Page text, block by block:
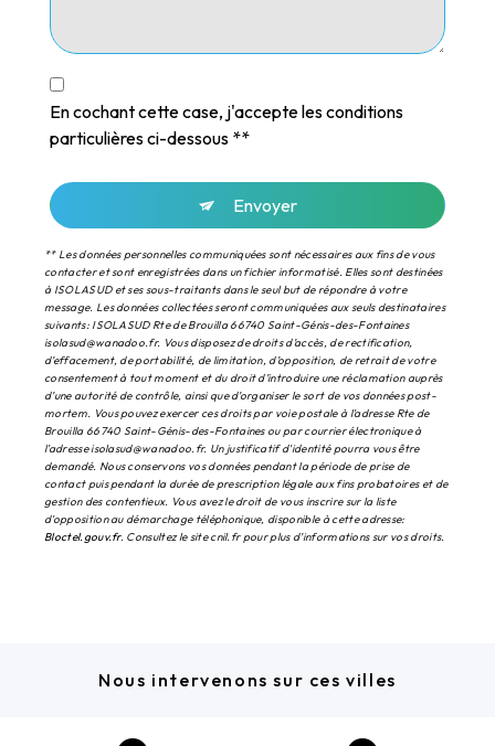
En cochant cette case, j'accepte les conditions
particulières ci-dessous **
Envoyer
** Les données personnelles communiquées sont nécessaires aux fins de vous
contacter et sont enregistrées dans un fichier informatisé. Elles sont destinées
à ISOLASUD et ses sous-traitants dans le seul but de répondre à votre
message. Les données collectées seront communiquées aux seuls destinataires
suivants: ISOLASUD Rte de Brouilla 66740 Saint-Génis-des-Fontaines
isolasud@wanadoo.fr. Vous disposez de droits d’accès, de rectification,
d’effacement, de portabilité, de limitation, d’opposition, de retrait de votre
consentement à tout moment et du droit d’introduire une réclamation auprès
d’une autorité de contrôle, ainsi que d’organiser le sort de vos données post-
mortem. Vous pouvez exercer ces droits par voie postale à l'adresse Rte de
Brouilla 66740 Saint-Génis-des-Fontaines ou par courrier électronique à
l'adresse isolasud@wanadoo.fr. Un justificatif d'identité pourra vous être
demandé. Nous conservons vos données pendant la période de prise de
contact puis pendant la durée de prescription légale aux fins probatoires et de
gestion des contentieux. Vous avez le droit de vous inscrire sur la liste
d'opposition au démarchage téléphonique, disponible à cette adresse:
Bloctel.gouv.fr. Consultez le site cnil.fr pour plus d’informations sur vos droits.
Nous intervenons sur ces villes